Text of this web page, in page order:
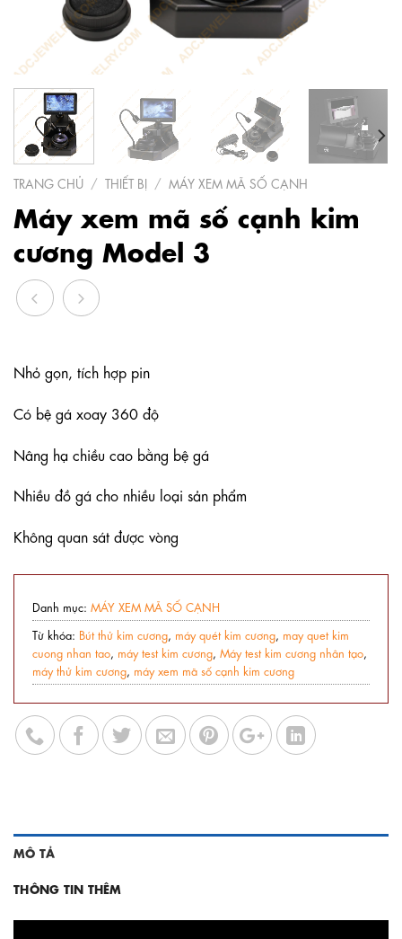
TRANG CHỦ / THIẾT BỊ / MÁY XEM MÃ SỐ CẠNH
Máy xem mã số cạnh kim
cương Model 3
Nhỏ gọn, tích hợp pin
Có bệ gá xoay 360 độ
Nâng hạ chiều cao bằng bệ gá
Nhiều đồ gá cho nhiều loại sản phẩm
Không quan sát được vòng
Danh mục: MÁY XEM MÃ SỐ CẠNH
Từ khóa: Bút thử kim cương máy quét kim cương may quet kim
cuong nhan tao máy test kim cương Máy test kim cương nhân tạo
máy thử kim cương máy xem mã số cạnh kim cương
MÔ TẢ
THÔNG TIN THÊM